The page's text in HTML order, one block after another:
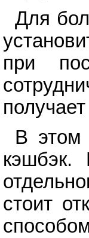
Для
при
В этом
кэшбэк.
стоит